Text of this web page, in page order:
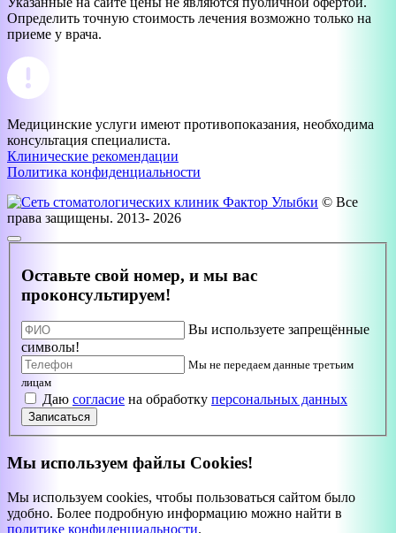
Определить точную стоимость лечения возможно только на
приеме у врача.
Медицинские услуги имеют противопоказания, необходима
консультация специалиста.
Клинические рекомендации
Политика конфиденциальности
© Все
права защищены. 2013- 2026
Оставьте свой номер, и мы вас
проконсультируем!
Вы используете запрещённые
символы!
Мы не передаем данные третьим
лицам
Даю согласие на обработку персональных данных
Записаться
Мы используем файлы Cookies!
Мы используем cookies, чтобы пользоваться сайтом было
удобно. Более подробную информацию можно найти в
политике конфиденциальности.